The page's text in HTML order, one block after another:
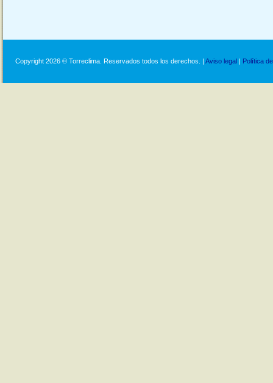
Copyright 2026 © Torreclima. Reservados todos los derechos. | Aviso legal | Política